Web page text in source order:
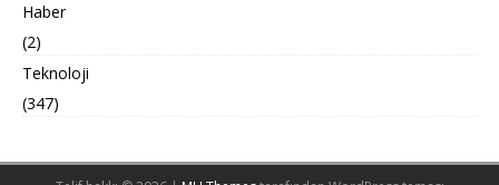
Haber
(2)
Teknoloji
(347)